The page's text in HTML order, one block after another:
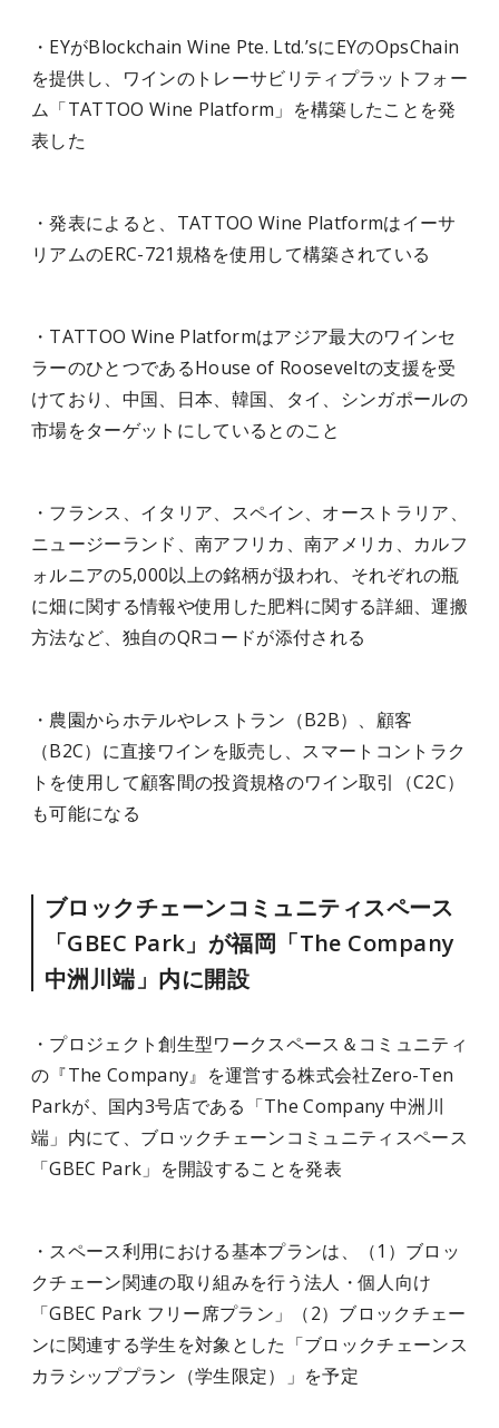
・EYがBlockchain Wine Pte. Ltd.’sにEYのOpsChain
を提供し、ワインのトレーサビリティプラットフォー
ム「TATTOO Wine Platform」を構築したことを発
表した
・発表によると、TATTOO Wine Platformはイーサ
リアムのERC-721規格を使用して構築されている
・TATTOO Wine Platformはアジア最大のワインセ
ラーのひとつであるHouse of Rooseveltの支援を受
けており、中国、日本、韓国、タイ、シンガポールの
市場をターゲットにしているとのこと
・フランス、イタリア、スペイン、オーストラリア、
ニュージーランド、南アフリカ、南アメリカ、カルフ
ォルニアの5,000以上の銘柄が扱われ、それぞれの瓶
に畑に関する情報や使用した肥料に関する詳細、運搬
方法など、独自のQRコードが添付される
・農園からホテルやレストラン（B2B）、顧客
（B2C）に直接ワインを販売し、スマートコントラク
トを使用して顧客間の投資規格のワイン取引（C2C）
も可能になる
ブロックチェーンコミュニティスペース
「GBEC Park」が福岡「The Company
中洲川端」内に開設
・プロジェクト創生型ワークスペース＆コミュニティ
の『The Company』を運営する株式会社Zero-Ten
Parkが、国内3号店である「The Company 中洲川
端」内にて、ブロックチェーンコミュニティスペース
「GBEC Park」を開設することを発表
・スペース利用における基本プランは、（1）ブロッ
クチェーン関連の取り組みを行う法人・個人向け
「GBEC Park フリー席プラン」（2）ブロックチェー
ンに関連する学生を対象とした「ブロックチェーンス
カラシッププラン（学生限定）」を予定